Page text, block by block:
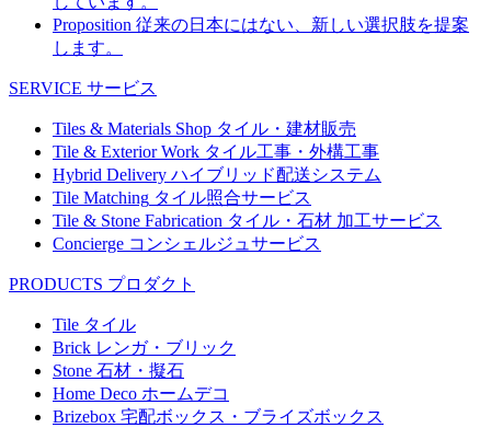
Proposition 従来の日本にはない、新しい選択肢を提案
します。
SERVICE サービス
Tiles & Materials Shop タイル・建材販売
Tile & Exterior Work タイル工事・外構工事
Hybrid Delivery ハイブリッド配送システム
Tile Matching タイル照合サービス
Tile & Stone Fabrication タイル・石材 加工サービス
Concierge コンシェルジュサービス
PRODUCTS プロダクト
Tile タイル
Brick レンガ・ブリック
Stone 石材・擬石
Home Deco ホームデコ
Brizebox 宅配ボックス・ブライズボックス